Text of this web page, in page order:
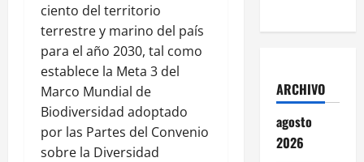
ciento del territorio
terrestre y marino del país
para el año 2030, tal como
establece la Meta 3 del
Marco Mundial de
Biodiversidad adoptado
por las Partes del Convenio
sobre la Diversidad
ARCHIVO
agosto
2026